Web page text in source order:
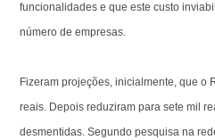
funcionalidades e que este custo
número de empresas.
Fizeram projeções, inicialmente, que o
reais. Depois reduziram para sete mil
desmentidas. Segundo pesquisa na